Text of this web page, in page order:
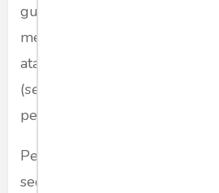
guru bahasa Inggris di
menghadirkan penutur asli (
atau orang yang
(semi-native speakers
pelatihan.
Pertanyaan yang muncul dari
sedang dipertimbangkan